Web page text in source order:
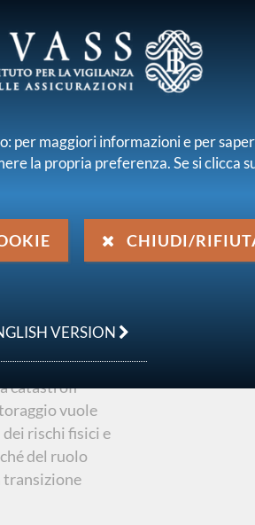
catastrofi
vuole
rischi fisici e
del ruolo
transizione
per maggiori informazioni e per
la propria preferenza. Se si clicca
CHIUDI/
VERSION